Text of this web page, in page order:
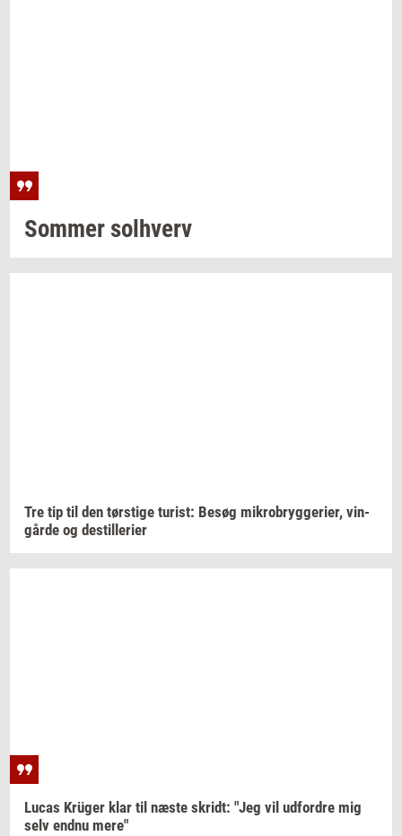
Som­mersol­hverv
Tre tip til den tørsti­ge turist: Besøg mi­kro­bryg­ge­ri­er, vin­
går­de og destil­le­ri­er
Lucas Krüger klar til næste skridt: "Jeg vil ud­for­dre mig
selv endnu mere"